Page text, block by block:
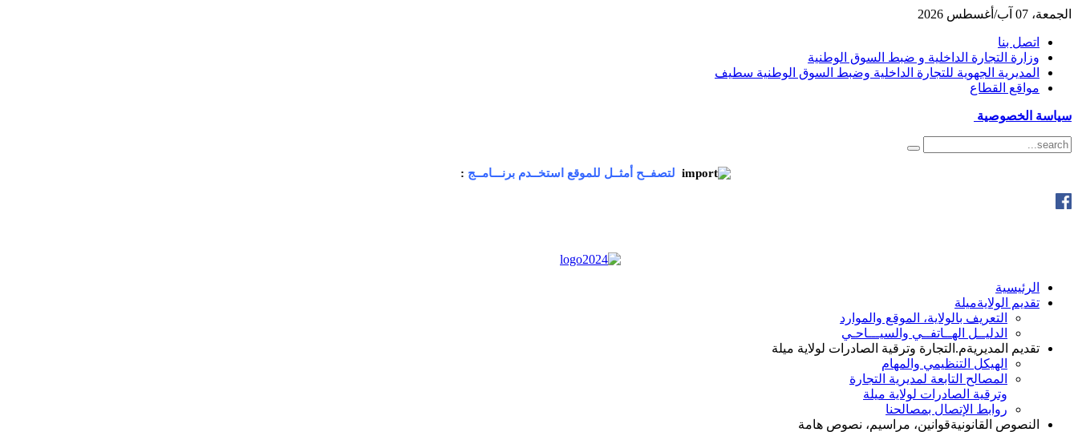
الجمعة، 07 آب/أغسطس 2026
اتصل بنا
وزارة التجارة الداخلية و ضبط السوق الوطنية
المديرية الجهوية للتجارة الداخلية وضبط السوق الوطنية سطيف
مواقع القطاع
سياسة الخصوصية
لتصفــح أمثــل للموقع استخــدم برنـــامــج :
الرئيسية
تقديم الولايةميلة
التعريف بالولاية، الموقع والموارد
الدليــل الهــاتفــي والسيـــاحـي
تقديم المديريةم.التجارة وترقية الصادرات لولاية ميلة
الهيكل التنظيمي والمهام
المصالح التابعة لمديرية التجارة
وترقية الصادرات لولاية ميلة
روابط الإتصال بمصالحنا
النصوص القانونيةقوانين، مراسيم، نصوص هامة